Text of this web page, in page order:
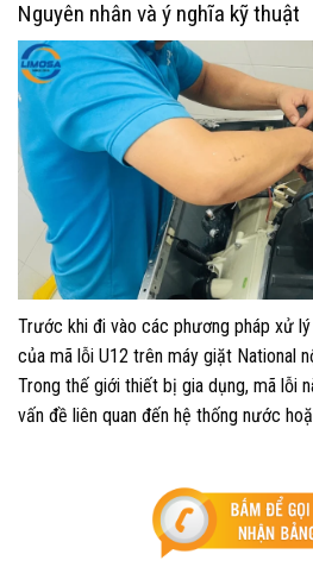
Nguyên nhân và ý nghĩa kỹ thuật
Trước khi đi vào các phương pháp xử
của mã lỗi U12 trên máy giặt National
Trong thế giới thiết bị gia dụng, mã lỗi
vấn đề liên quan đến hệ thống nước